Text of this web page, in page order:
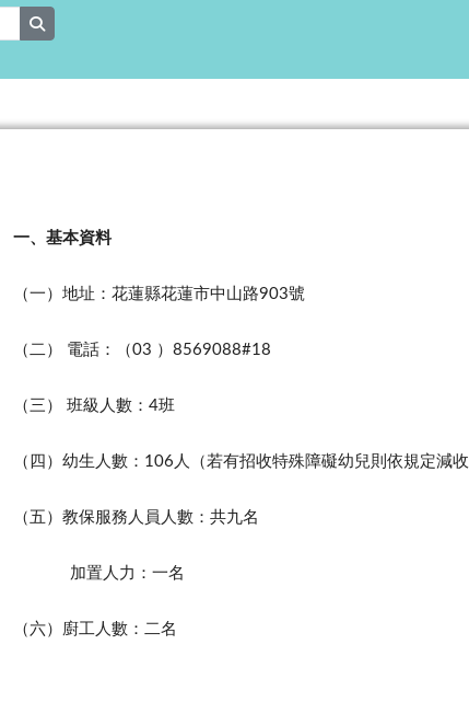
附設幼兒園
search
一、基本資料
（一）地址：花蓮縣花蓮市中山路903號
（二） 電話：（03 ）8569088#18
（三） 班級人數：4班
（四）幼生人數： 106 人（若有招收特殊障礙幼兒則依規定減收
（五）教保服務人員人數：共九名
加置人力：一名
（六）廚工人數：二名